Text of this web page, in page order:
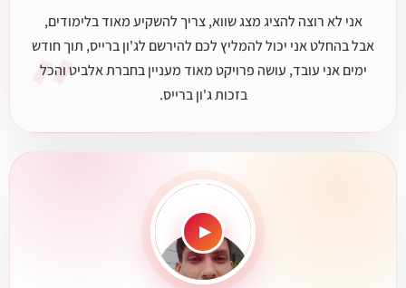
״
אני לא רוצה להציג מצג שווא, צריך להשקיע מאוד בלימודים,
אבל בהחלט אני יכול להמליץ לכם להירשם לג'ון ברייס, תוך חודש
ימים אני עובד, עושה פרויקט מאוד מעניין בחברת אלביט והכל
בזכות ג'ון ברייס.
▶